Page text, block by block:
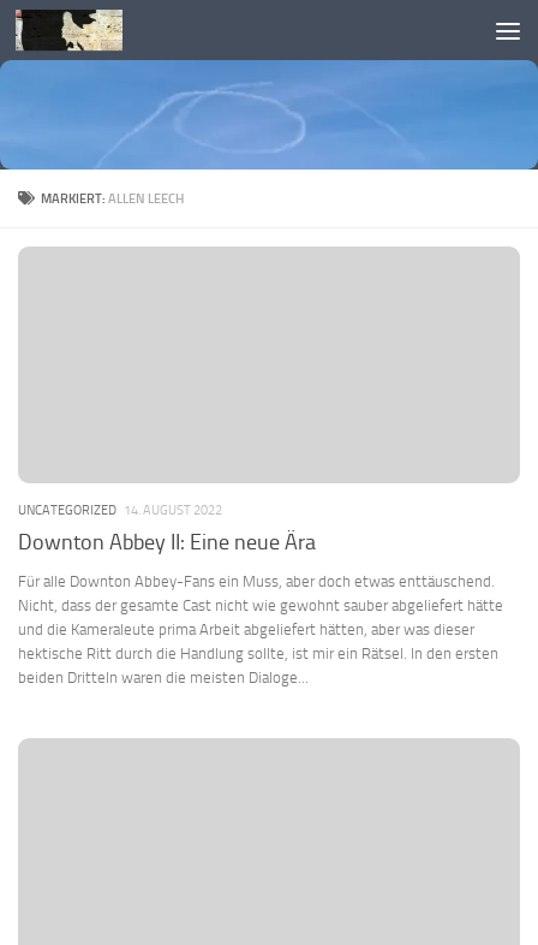
Skip to content
MARKIERT:ALLEN LEECH
UNCATEGORIZED 14. AUGUST 2022
Downton Abbey II: Eine neue Ära
Für alle Downton Abbey-Fans ein Muss, aber doch etwas enttäuschend.
Nicht, dass der gesamte Cast nicht wie gewohnt sauber abgeliefert hätte
und die Kameraleute prima Arbeit abgeliefert hätten, aber was dieser
hektische Ritt durch die Handlung sollte, ist mir ein Rätsel. In den ersten
beiden Dritteln waren die meisten Dialoge...